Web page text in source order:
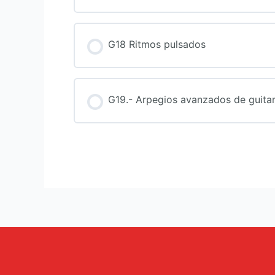
G18 Ritmos pulsados
G19.- Arpegios avanzados de